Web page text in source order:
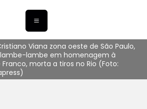
Viana zona oeste de São Paulo,
lambe em homenagem à
morta a tiros no Rio (Foto: